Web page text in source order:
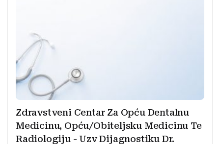
Zdravstveni Centar Za Opću Dentalnu
Medicinu, Opću/Obiteljsku Medicinu Te
Radiologiju - Uzv Dijagnostiku Dr.